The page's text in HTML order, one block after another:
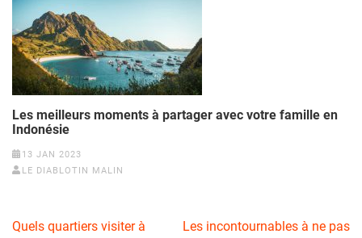
Les meilleurs moments à partager avec votre famille en
Indonésie
13 JAN 2023
LE DIABLOTIN MALIN
Navigation
Quels quartiers visiter à
Les incontournables à ne pas